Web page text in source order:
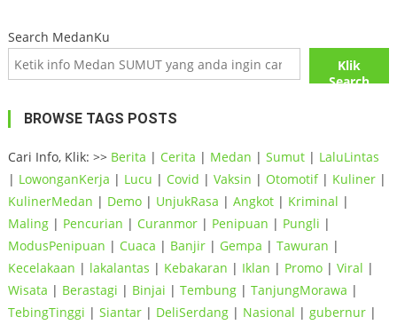
Search MedanKu
Klik
Search
BROWSE TAGS POSTS
Cari Info, Klik: >> Berita | Cerita | Medan | Sumut| LaluLintas
| LowonganKerja | Lucu | Covid | Vaksin | Otomotif| Kuliner|
KulinerMedan | Demo| UnjukRasa | Angkot| Kriminal |
Maling| Pencurian | Curanmor| Penipuan | Pungli |
ModusPenipuan | Cuaca | Banjir| Gempa | Tawuran |
Kecelakaan | lakalantas | Kebakaran | Iklan | Promo| Viral |
Wisata | Berastagi | Binjai | Tembung| TanjungMorawa |
TebingTinggi | Siantar| DeliSerdang| Nasional | gubernur|